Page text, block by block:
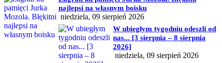
najlepsi na własnym boisku
niedziela, 09 sierpień 2026
W ubiegłym tygodniu odeszli od
nas... [3 sierpnia – 8 sierpnia
2026]
niedziela, 09 sierpień 2026